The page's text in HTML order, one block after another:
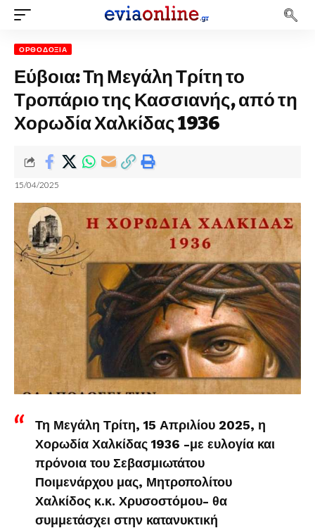
ΟΡΘΟΔΟΞΊΑ
Εύβοια: Τη Μεγάλη Τρίτη το
Τροπάριο της Κασσιανής, από τη
Χορωδία Χαλκίδας 1936
15/04/2025
Τη Μεγάλη Τρίτη, 15 Απριλίου 2025, η
Χορωδία Χαλκίδας 1936 -με ευλογία και
πρόνοια του Σεβασμιωτάτου
Ποιμενάρχου μας, Μητροπολίτου
Χαλκίδος κ.κ. Χρυσοστόμου- θα
συμμετάσχει στην κατανυκτική